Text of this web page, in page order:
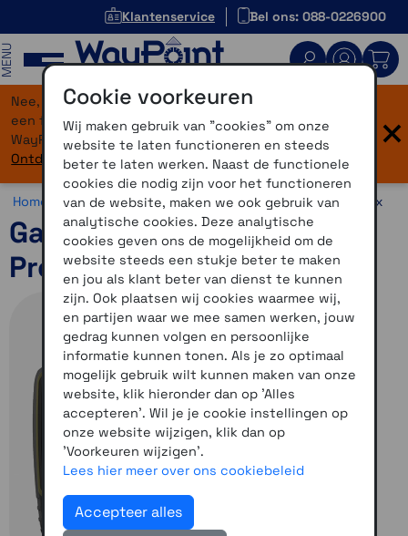
Klantenservice Bel ons: 088-0226900
Nee, je bent niet verdwaald! Onze website heeft
een flinke upgrade gekregen. Dezelfde vertrouwde
WayPoint-service, maar dan in een modern jasje.
Ontdek hier wat er allemaal nieuw is.
×
Home >Navigatie >Wandelnavigatie > Garmin GPSMAP 6x
Garmin GPSMAP 65s
Premium
Cookie voorkeuren
Wij maken gebruik van "cookies" om onze
website te laten functioneren en steeds
beter te laten werken. Naast de functionele
cookies die nodig zijn voor het functioneren
van de website, maken we ook gebruik van
analytische cookies. Deze analytische
cookies geven ons de mogelijkheid om de
website steeds een stukje beter te maken
en jou als klant beter van dienst te kunnen
zijn. Ook plaatsen wij cookies waarmee wij,
en partijen waar we mee samen werken, jouw
gedrag kunnen volgen en persoonlijke
informatie kunnen tonen. Als je zo optimaal
mogelijk gebruik wilt kunnen maken van onze
website, klik hieronder dan op 'Alles
accepteren'. Wil je je cookie instellingen op
onze website wijzigen, klik dan op
'Voorkeuren wijzigen'.
Lees hier meer over ons cookiebeleid
Accepteer alles